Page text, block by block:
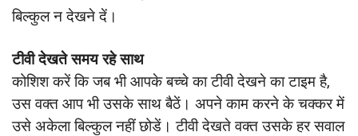
बिल्कुल न देखने दें।
टीवी देखते समय रहे साथ
कोशिश करें कि जब भी आपके बच्चे का टीवी देखने का टाइम है,
उस वक्त आप भी उसके साथ बैठें। अपने काम करने के चक्कर में
उसे अकेला बिल्कुल नहीं छोडें। टीवी देखते वक्त उसके हर सवाल